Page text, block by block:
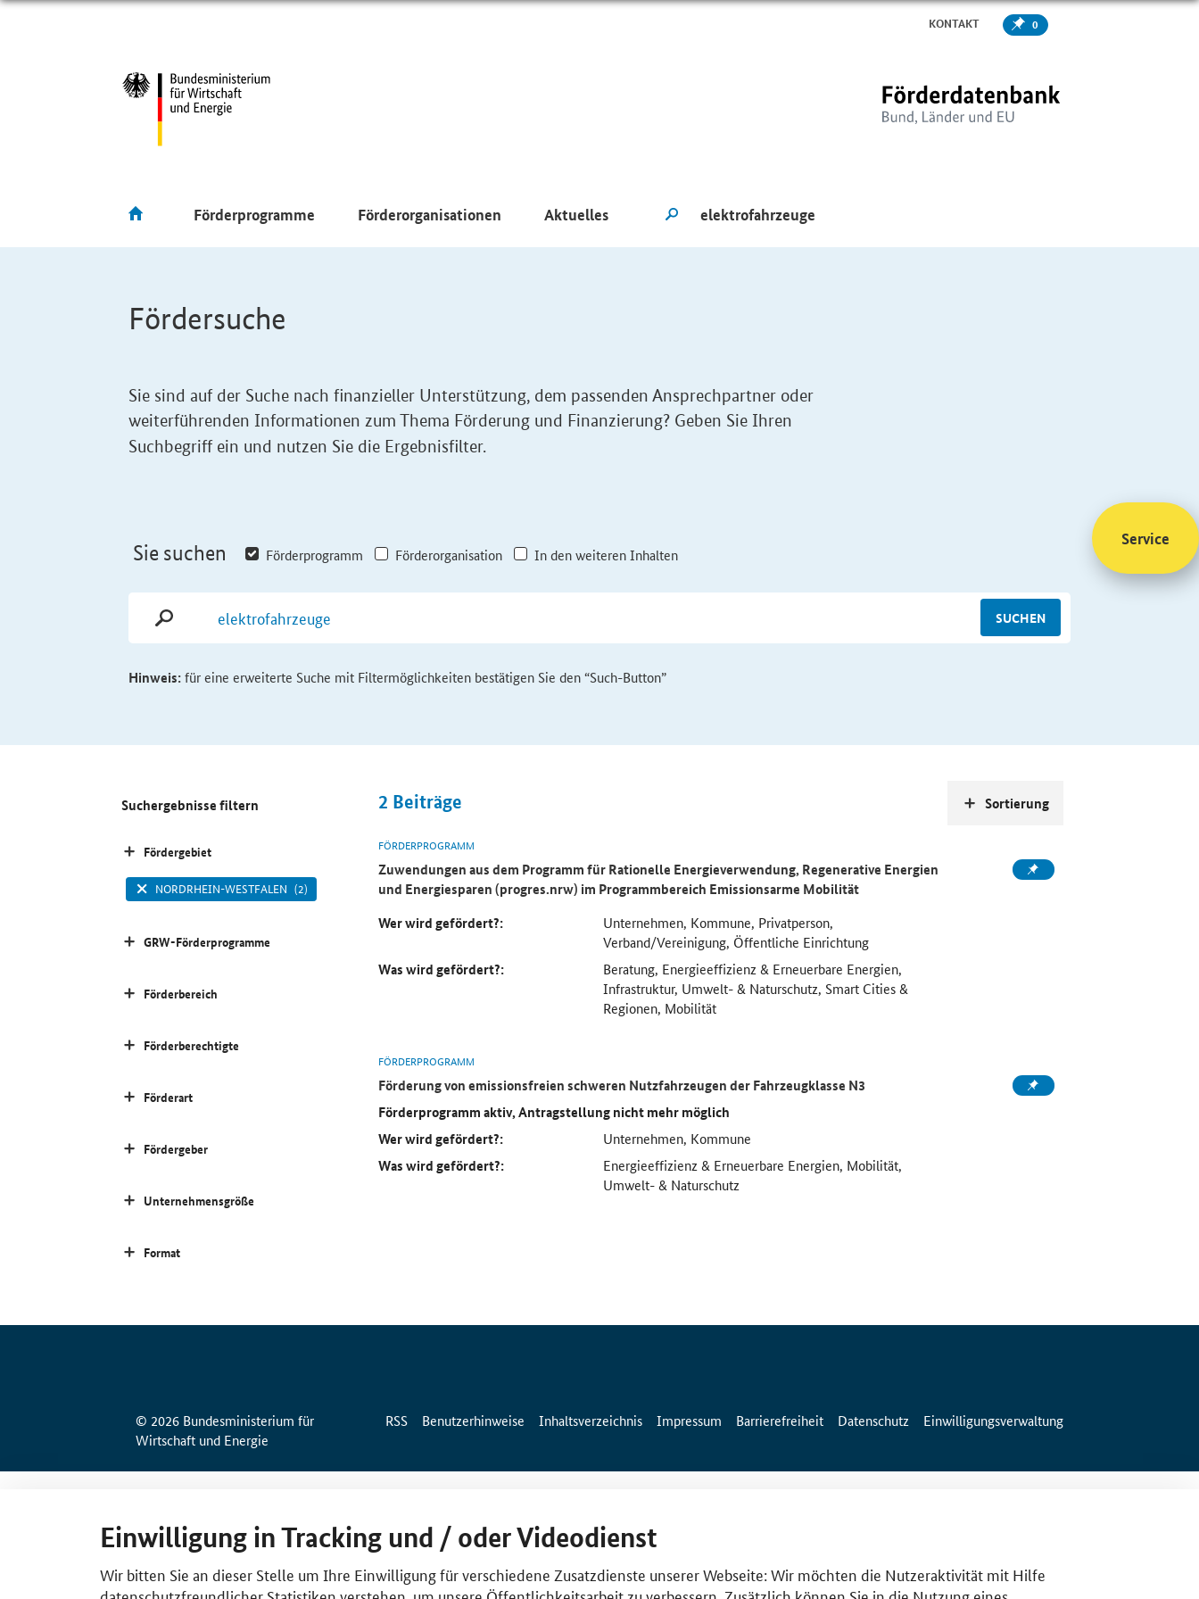
KONTAKT 0
Förderprogramme Förderorganisationen Aktuelles
Fördersuche
Sie sind auf der Suche nach finanzieller Unterstützung, dem passenden Ansprechpartner oder
weiterführenden Informationen zum Thema Förderung und Finanzierung? Geben Sie Ihren
Suchbegriff ein und nutzen Sie die Ergebnisfilter.
Sie suchen Förderprogramm Förderorganisation In den weiteren Inhalten
SUCHEN
Hinweis:für eine erweiterte Suche mit Filtermöglichkeiten bestätigen Sie den “Such-Button”
2 Beiträge
FÖRDERPROGRAMM
Zuwendungen aus dem Programm für Rationelle Energieverwendung, Regenerative Energien
und Energiesparen (progres.nrw) im Programmbereich Emissionsarme Mobilität
Wer wird gefördert?:
Unternehmen, Kommune, Privatperson,
Verband/Vereinigung, Öffentliche Einrichtung
Was wird gefördert?:
Beratung, Energieeffizienz & Erneuerbare Energien,
Infrastruktur, Umwelt- & Naturschutz, Smart Cities &
Regionen, Mobilität
FÖRDERPROGRAMM
Förderung von emissionsfreien schweren Nutzfahrzeugen der Fahrzeugklasse N3
Förderprogramm aktiv, Antragstellung nicht mehr möglich
Wer wird gefördert?:
Unternehmen, Kommune
Was wird gefördert?:
Energieeffizienz & Erneuerbare Energien, Mobilität,
Umwelt- & Naturschutz
Sortierung
Suchergebnisse filtern
Fördergebiet
NORDRHEIN-WESTFALEN (2)
GRW-Förderprogramme
Förderbereich
Förderberechtigte
Förderart
Fördergeber
Unternehmensgröße
Format
Service
© 2026 Bundesministerium für
Wirtschaft und Energie
RSS Benutzerhinweise Inhaltsverzeichnis Impressum Barrierefreiheit Datenschutz Einwilligungsverwaltung
Einwilligung in Tracking und / oder Videodienst
Wir bitten Sie an dieser Stelle um Ihre Einwilligung für verschiedene Zusatzdienste unserer Webseite: Wir möchten die Nutzeraktivität mit Hilfe